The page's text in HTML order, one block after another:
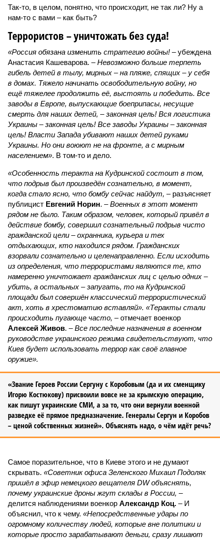
Так-то, в целом, понятно, что происходит, не так ли? Ну а
нам-то с вами – как быть?
Террористов – уничтожать без суда!
«Россия обязана изменить стратегию войны! – убеждена
Анастасия Кашеварова. –Невозможно больше терпеть
гибель детей в тылу, мирных – на пляже, спящих – у себя
в домах. Тяжело начинать освободительную войну, но
ещё тяжелее продолжить её, выстоять и победить. Все
заводы в Европе, выпускающие боеприпасы, несущие
смерть для наших детей, – законная цель! Вся логистика
Украины – законная цель! Все заводы Украины – законная
цель! Власти Запада убивают наших детей руками
Украины. Но они воюют не на фронте, а с мирным
населением». В том-то и дело.
«Особенность теракта на Кудринской состоит в том,
что подрыв был произведён сознательно, в момент,
когда стало ясно, что бомбу сейчас найдут, – разъясняет
публицист Евгений Норин. –Военных в этот момент
рядом не было. Таким образом, человек, который привёл в
действие бомбу, совершил сознательный подрыв чисто
гражданской цели – охранника, курьера и тех
отдыхающих, кто находился рядом. Гражданских
взорвали сознательно и целенаправленно. Если исходить
из определения, что террористами являются те, кто
намеренно уничтожает гражданских лиц с целью одних –
убить, а остальных – запугать, то на Кудринской
площади был совершён классический террористический
акт, хоть в хрестоматию вставляй». «Теракты стали
происходить пугающе часто, – отмечает военкор
Алексей Живов. –Все последние назначения в военном
руководстве украинского режима свидетельствуют, что
Киев будет использовать террор как своё главное
оружие».
«Звание Героев России Сергуну с Коробовым (да и их сменщику
Игорю Костюкову) присвоили вовсе не за крымскую операцию,
как пишут украинские СМИ, а за то, что они вернули военной
разведке её прямое предназначение. Генералы Сергун и Коробов
– ценой собственных жизней». Объяснять надо, о чём идёт речь?
Самое поразительное, что в Киеве этого и не думают
скрывать. «Советник офиса Зеленского Михаил Подоляк
пришёл в эфир немецкого вещателя DW объяснять,
почему украинские дроны жгут склады в России, –
делится наблюдениями военкор Александр Коц. – И
объяснил, что к чему. «Непосредственные удары по
огромному количеству людей, которые вне политики и
которые просто зарабатывают деньги, сразу лишают